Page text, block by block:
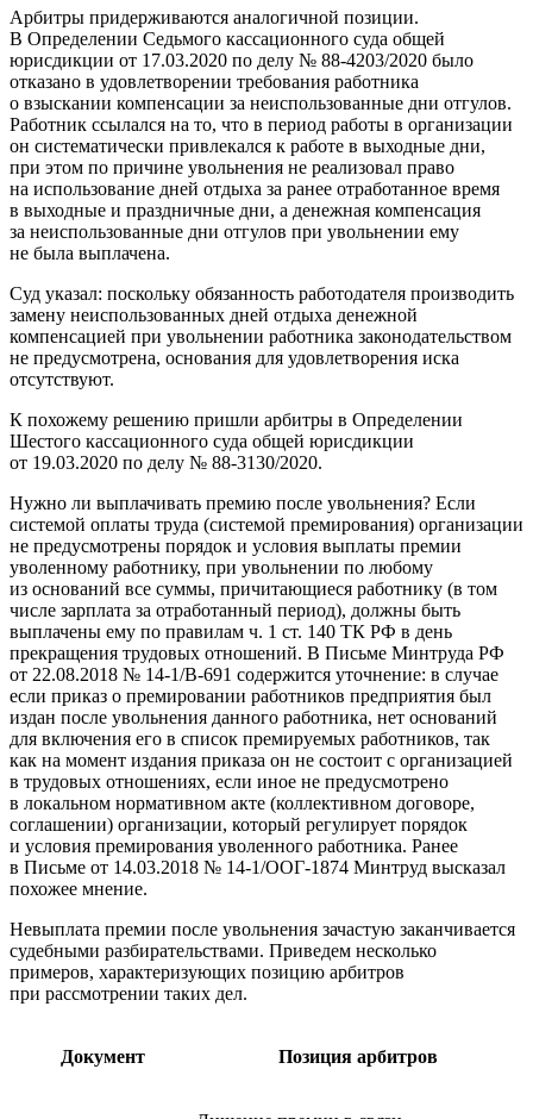
Арбитры придерживаются аналогичной позиции.
В Определении Седьмого кассационного суда общей
юрисдикции от 17.03.2020 по делу № 88‑4203/2020 было
отказано в удовлетворении требования работника
о взыскании компенсации за неиспользованные дни отгулов.
Работник ссылался на то, что в период работы в организации
он систематически привлекался к работе в выходные дни,
при этом по причине увольнения не реализовал право
на использование дней отдыха за ранее отработанное время
в выходные и праздничные дни, а денежная компенсация
за неиспользованные дни отгулов при увольнении ему
не была выплачена.
Суд указал: поскольку обязанность работодателя производить
замену неиспользованных дней отдыха денежной
компенсацией при увольнении работника законодательством
не предусмотрена, основания для удовлетворения иска
отсутствуют.
К похожему решению пришли арбитры в Определении
Шестого кассационного суда общей юрисдикции
от 19.03.2020 по делу № 88‑3130/2020.
Нужно ли выплачивать премию после увольнения? Если
системой оплаты труда (системой премирования) организации
не преду­смотрены порядок и условия выплаты премии
уволенному работнику, при увольнении по любому
из оснований все суммы, причитающиеся работнику (в том
числе зарплата за отработанный период), должны быть
выплачены ему по правилам ч. 1 ст. 140 ТК РФ в день
прекращения трудовых отношений. В Письме Минтруда РФ
от 22.08.2018 № 14‑1/В-691 содержится уточнение: в случае
если приказ о премировании работников предприятия был
издан после увольнения данного работника, нет оснований
для включения его в список премируемых работников, так
как на момент издания приказа он не состоит с организацией
в трудовых отношениях, если иное не предусмотрено
в локальном нормативном акте (коллективном договоре,
соглашении) организации, который регулирует порядок
и условия премирования уволенного работника. Ранее
в Письме от 14.03.2018 № 14‑1/ООГ-1874 Минтруд высказал
похожее мнение.
Невыплата премии после увольнения зачастую заканчивается
судебными разбирательствами. Приведем несколько
примеров, характеризующих позицию арбитров
при рассмотрении таких дел.
Документ Позиция арбитров